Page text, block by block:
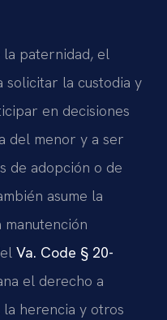
paternidad, el
solicitar la custodia y
en decisiones
del menor y a ser
de adopción o de
asume la
Va. Code § 20-
el derecho a
herencia y otros